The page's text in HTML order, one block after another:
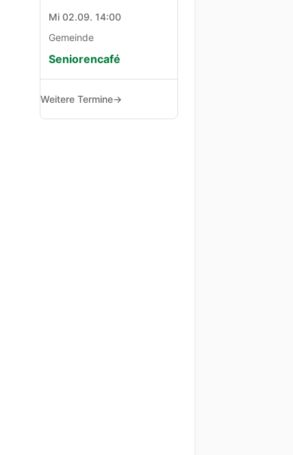
Mi 02.09. 14:00
Gemeinde
Seniorencafé
Weitere Termine→